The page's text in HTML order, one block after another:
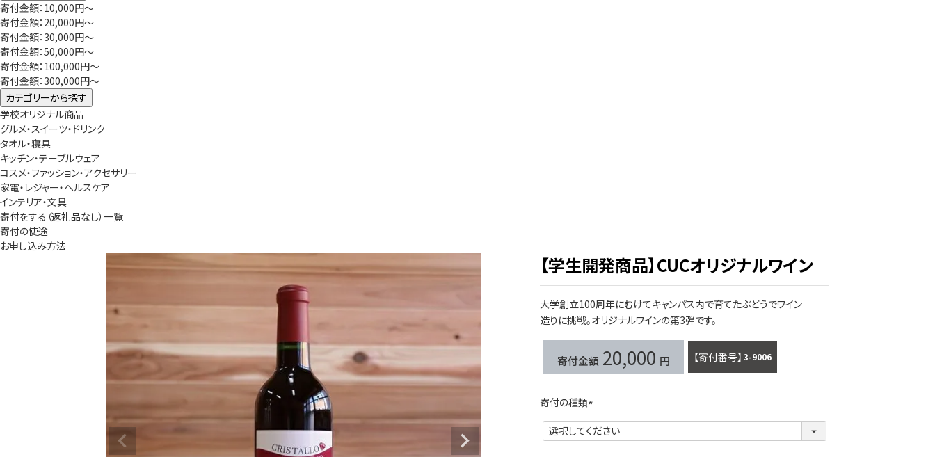
寄付金額：10,000円～
寄付金額：20,000円～
寄付金額：30,000円～
寄付金額：50,000円～
寄付金額：100,000円～
寄付金額：300,000円～
カテゴリーから探す
学校オリジナル商品
グルメ・スイーツ・ドリンク
タオル・寝具
キッチン・テーブルウェア
コスメ・ファッション・アクセサリー
家電・レジャー・ヘルスケア
インテリア・文具
寄付をする（返礼品なし）一覧
寄付の使途
お申し込み方法
【学生開発商品】CUCオリジナルワイン
大学創立100周年に​むけて​キャンパス内で​育てたぶどうで​ワイン
造りに​挑戦。​オリジナルワインの​第3弾です。
20,000 商品番号 3-9006
寄付の種類
(
必